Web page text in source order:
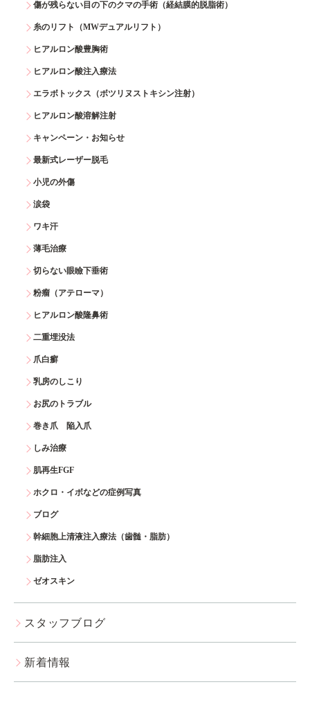
傷が残らない目の下のクマの手術（経結膜的脱脂術）
糸のリフト（MWデュアルリフト）
ヒアルロン酸豊胸術
ヒアルロン酸注入療法
エラボトックス（ボツリヌストキシン注射）
ヒアルロン酸溶解注射
キャンペーン・お知らせ
最新式レーザー脱毛
小児の外傷
涙袋
ワキ汗
薄毛治療
切らない眼瞼下垂術
粉瘤（アテローマ）
ヒアルロン酸隆鼻術
二重埋没法
爪白癬
乳房のしこり
お尻のトラブル
巻き爪 陥入爪
しみ治療
肌再生FGF
ホクロ・イボなどの症例写真
ブログ
幹細胞上清液注入療法（歯髄・脂肪）
脂肪注入
ゼオスキン
スタッフブログ
新着情報